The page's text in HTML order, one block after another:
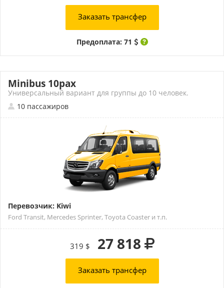
Заказать трансфер
Предоплата: 71
Minibus 10pax
Универсальный вариант для группы до 10 человек.
10 пассажиров
Перевозчик: Kiwi
Ford Transit, Mercedes Sprinter, Toyota Coaster и т.п.
319 $ 27 818
Заказать трансфер